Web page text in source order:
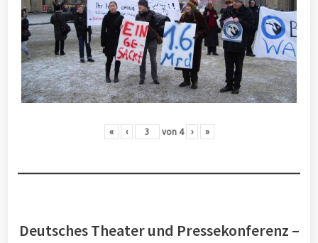
« ‹ von 4 › »
Deutsches Theater und Pressekonferenz –